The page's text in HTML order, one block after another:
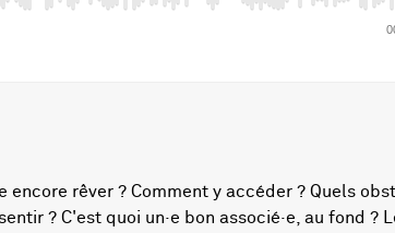
rêver ? Comment y accéder ? Quels
? C'est quoi un·e bon associé·e, au fond ?